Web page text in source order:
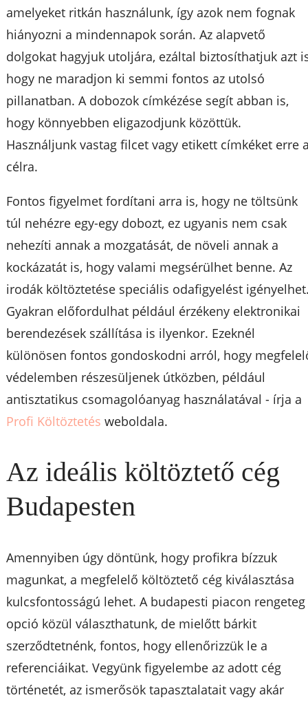
amelyeket ritkán használunk, így azok nem fognak
hiányozni a mindennapok során. Az alapvető
dolgokat hagyjuk utoljára, ezáltal biztosíthatjuk azt
hogy ne maradjon ki semmi fontos az utolsó
pillanatban. A dobozok címkézése segít abban is,
hogy könnyebben eligazodjunk közöttük.
Használjunk vastag filcet vagy etikett címkéket erre
célra.
Fontos figyelmet fordítani arra is, hogy ne töltsünk
túl nehézre egy-egy dobozt, ez ugyanis nem csak
nehezíti annak a mozgatását, de növeli annak a
kockázatát is, hogy valami megsérülhet benne. Az
irodák költöztetése speciális odafigyelést
Gyakran előfordulhat például érzékeny elektronikai
berendezések szállítása is ilyenkor. Ezeknél
különösen fontos gondoskodni arról, hogy
védelemben részesüljenek útközben, például
antisztatikus csomagolóanyag használatával - írja a
Profi Költöztetés weboldala.
Az ideális költöztető cég
Budapesten
Amennyiben úgy döntünk, hogy profikra bízzuk
magunkat, a megfelelő költöztető cég kiválasztása
kulcsfontosságú lehet. A budapesti piacon rengeteg
opció közül választhatunk, de mielőtt bárkit
szerződtetnénk, fontos, hogy ellenőrizzük le a
referenciáikat. Vegyünk figyelembe az adott cég
történetét, az ismerősök tapasztalatait vagy akár